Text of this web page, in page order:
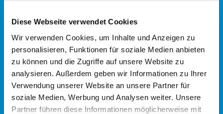
Diese Webseite verwendet Cookies
Wir verwenden Cookies, um Inhalte und Anzeigen zu
personalisieren, Funktionen für soziale Medien anbieten
zu können und die Zugriffe auf unsere Website zu
analysieren. Außerdem geben wir Informationen zu Ihrer
Verwendung unserer Website an unsere Partner für
soziale Medien, Werbung und Analysen weiter. Unsere
Partner führen diese Informationen möglicherweise mit
Projektkommunikation
erzählt solche guten Geschichten. Wie Sie diese
ansprechend und einfach gestalten können? Zum
Beispiel mit einem"KISS" - der "Keep It Short
and Simple"-Methode. Nutzen Sie unseren
Grundlagentool für Ihre ganz persönliche
Projektkommunikation.